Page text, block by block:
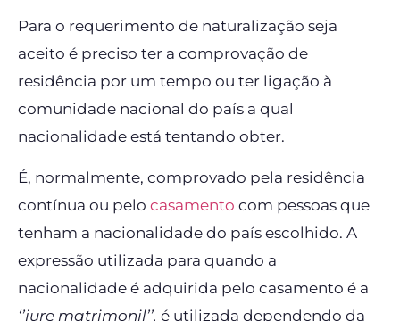
Para o requerimento de naturalização seja
aceito é preciso ter a comprovação de
residência por um tempo ou ter ligação à
comunidade nacional do país a qual
nacionalidade está tentando obter.
É, normalmente, comprovado pela residência
contínua ou pelo casamento com pessoas que
tenham a nacionalidade do país escolhido. A
expressão utilizada para quando a
nacionalidade é adquirida pelo casamento é a
‘’jure matrimonil’’, é utilizada dependendo da